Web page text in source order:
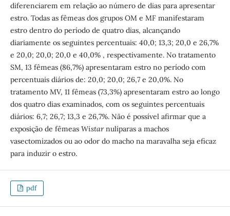
diferenciarem em relação ao número de dias para apresentar
estro. Todas as fêmeas dos grupos OM e MF manifestaram
estro dentro do período de quatro dias, alcançando
diariamente os seguintes percentuais: 40,0; 13,3; 20,0 e 26,7%
e 20,0; 20,0; 20,0 e 40,0% , respectivamente. No tratamento
SM, 13 fêmeas (86,7%) apresentaram estro no período com
percentuais diários de: 20,0; 20,0; 26,7 e 20,0%. No
tratamento MV, 11 fêmeas (73,3%) apresentaram estro ao longo
dos quatro dias examinados, com os seguintes percentuais
diários: 6,7; 26,7; 13,3 e 26,7%. Não é possível afirmar que a
exposição de fêmeas Wistarnulíparas a machos
vasectomizados ou ao odor do macho na maravalha seja eficaz
para induzir o estro.
pdf